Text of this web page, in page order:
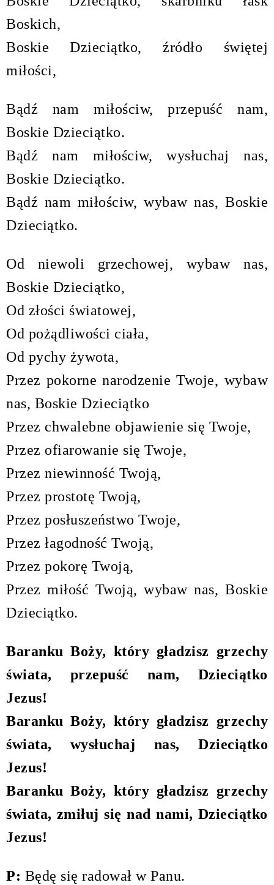
Boskich,
Boskie Dzieciątko, źródło świętej
miłości,
Bądź nam miłościw, przepuść nam,
Boskie Dzieciątko.
Bądź nam miłościw, wysłuchaj nas,
Boskie Dzieciątko.
Bądź nam miłościw, wybaw nas, Boskie
Dzieciątko.
Od niewoli grzechowej, wybaw nas,
Boskie Dzieciątko,
Od złości światowej,
Od pożądliwości ciała,
Od pychy żywota,
Przez pokorne narodzenie Twoje, wybaw
nas, Boskie Dzieciątko
Przez chwalebne objawienie się Twoje,
Przez ofiarowanie się Twoje,
Przez niewinność Twoją,
Przez prostotę Twoją,
Przez posłuszeństwo Twoje,
Przez łagodność Twoją,
Przez pokorę Twoją,
Przez miłość Twoją, wybaw nas, Boskie
Dzieciątko.
Baranku Boży, który gładzisz grzechy
świata, przepuść nam, Dzieciątko
Jezus!
Baranku Boży, który gładzisz grzechy
świata, wysłuchaj nas, Dzieciątko
Jezus!
Baranku Boży, który gładzisz grzechy
świata, zmiłuj się nad nami, Dzieciątko
Jezus!
P: Będę się radował w Panu.